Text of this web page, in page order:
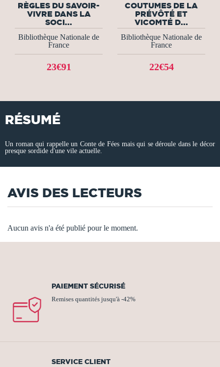
RÈGLES DU SAVOIR-
VIVRE DANS LA
SOCI...
Bibliothèque Nationale de
France
23€91
COUTUMES DE LA
PRÉVÔTÉ ET
VICOMTÉ D...
Bibliothèque Nationale de
France
22€54
RÉSUMÉ
Un roman qui rappelle un Conte de Fées mais qui se déroule dans le décor
presque sordide d'une vile actuelle.
AVIS DES LECTEURS
Aucun avis n'a été publié pour le moment.
PAIEMENT SÉCURISÉ
Remises quantités jusqu'à -42%
SERVICE CLIENT